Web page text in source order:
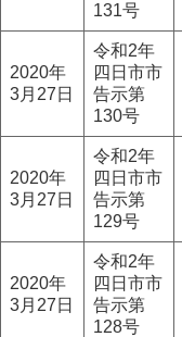
131号
2020年
3月27日
令和2年
四日市市
告示第
130号
2020年
3月27日
令和2年
四日市市
告示第
129号
2020年
3月27日
令和2年
四日市市
告示第
128号